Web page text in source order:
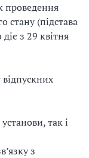
проведення
стану (підстава
з 29 квітня
так і
з